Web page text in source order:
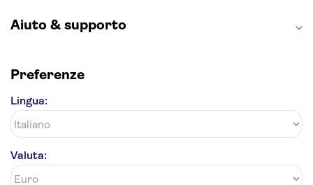
Aiuto & supporto
Preferenze
Lingua:
Valuta: